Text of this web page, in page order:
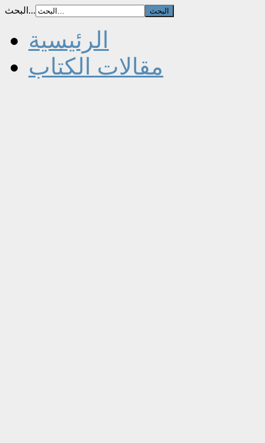
البحث...
الرئيسية
مقالات الكتاب